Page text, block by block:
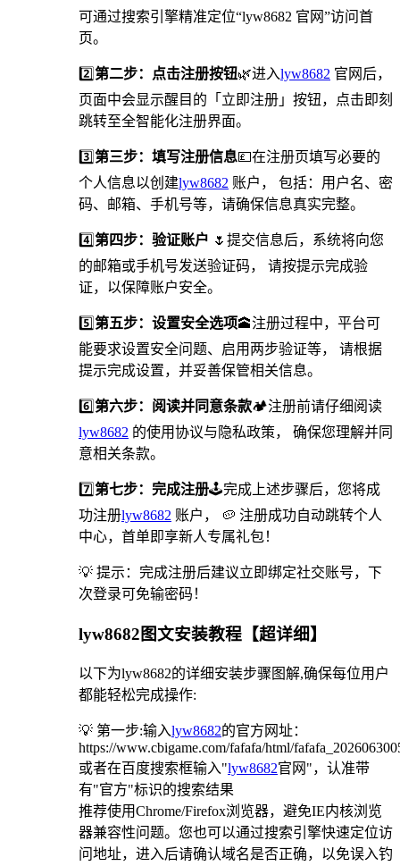
可通过搜索引擎精准定位“lyw8682 官网”访问首
页。
2️⃣第二步：点击注册按钮🌿进入lyw8682 官网后，
页面中会显示醒目的「立即注册」按钮，点击即刻
跳转至全智能化注册界面。
3️⃣第三步：填写注册信息💷在注册页填写必要的
个人信息以创建lyw8682 账户， 包括：用户名、密
码、邮箱、手机号等，请确保信息真实完整。
4️⃣第四步：验证账户 🌷提交信息后，系统将向您
的邮箱或手机号发送验证码， 请按提示完成验
证，以保障账户安全。
5️⃣第五步：设置安全选项🕋️注册过程中，平台可
能要求设置安全问题、启用两步验证等， 请根据
提示完成设置，并妥善保管相关信息。
6️⃣第六步：阅读并同意条款🏕注册前请仔细阅读
lyw8682 的使用协议与隐私政策， 确保您理解并同
意相关条款。
7️⃣第七步：完成注册🕹完成上述步骤后，您将成
功注册lyw8682 账户， 🥔 注册成功自动跳转个人
中心，首单即享新人专属礼包！
💡 提示：完成注册后建议立即绑定社交账号，下
次登录可免输密码！
lyw8682图文安装教程【超详细】
以下为lyw8682的详细安装步骤图解,确保每位用户
都能轻松完成操作:
💡 第一步:输入lyw8682的官方网址：
https://www.cbigame.com/fafafa/html/
或者在百度搜索框输入"lyw8682官网"，认准带
有"官方"标识的搜索结果
推荐使用Chrome/Firefox浏览器，避免IE内核浏览
器兼容性问题。您也可以通过搜索引擎快速定位访
问地址，进入后请确认域名是否正确，以免误入钓